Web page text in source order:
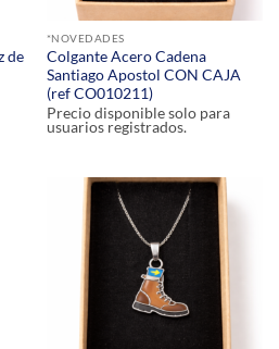
de
*NOVEDADES
Colgante Acero Cadena
Santiago Apostol CON CAJA
(ref CO010211)
Precio disponible solo para
usuarios registrados.